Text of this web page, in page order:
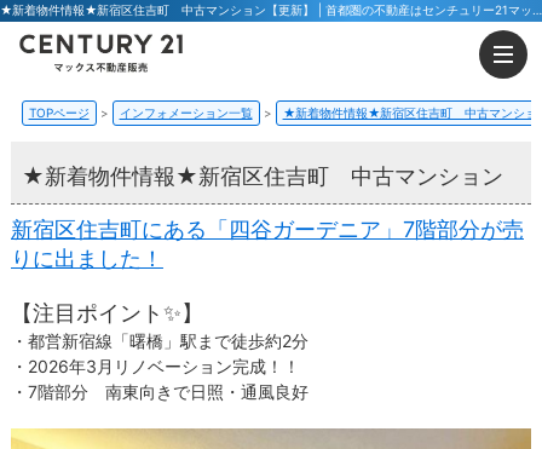
TOPページ インフォメーション一覧 ★新着物件情報★新宿区住吉町 中古マンショ
★新着物件情報★新宿区住吉町 中古マンション
新宿区住吉町にある「四谷ガーデニア」7階部分が売
りに出ました！
【注目ポイント✨】
・都営新宿線「曙橋」駅まで徒歩約2分
・2026年3月リノベーション完成！！
・7階部分 南東向きで日照・通風良好